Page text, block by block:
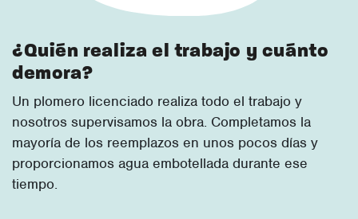
¿Quién realiza el trabajo y cuánto
demora?
Un plomero licenciado realiza todo el trabajo y
nosotros supervisamos la obra. Completamos la
mayoría de los reemplazos en unos pocos días y
proporcionamos agua embotellada durante ese
tiempo.